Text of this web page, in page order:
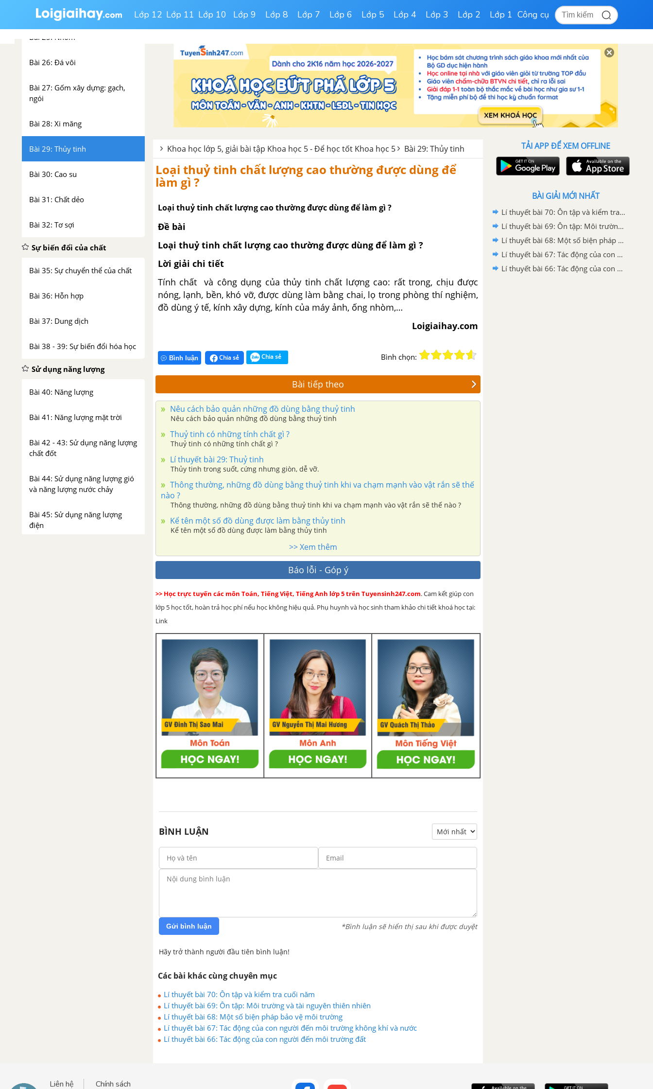
Lớp 12 Lớp 11 Lớp 10 Lớp 9 Lớp 8 Lớp 7 Lớp 6 Lớp 5 Lớp 4 Lớp 3 Lớp 2 Lớp 1 Công cụ
đồng
Bài 25: Nhôm
Bài 26: Đá vôi
Bài 27: Gốm xây dựng: gạch,
ngói
Bài 28: Xi măng
Bài 29: Thủy tinh
Bài 30: Cao su
Bài 31: Chất dẻo
Bài 32: Tơ sợi
Sự biến đổi của chất
Bài 35: Sự chuyển thể của chất
Bài 36: Hỗn hợp
Bài 37: Dung dịch
Bài 38 - 39: Sự biến đổi hóa học
Sử dụng năng lượng
Bài 40: Năng lượng
Bài 41: Năng lượng mặt trời
Bài 42 - 43: Sử dụng năng lượng
chất đốt
Bài 44: Sử dụng năng lượng gió
và năng lượng nước chảy
Bài 45: Sử dụng năng lượng
điện
Bài 63: Tài nguyên thiên
Khoa học lớp 5, giải bài tập Khoa học 5 - Để học tốt Khoa học 5 Bài 29: Thủy tinh
Loại thuỷ tinh chất lượng cao thường được dùng để
làm gì ?
Loại thuỷ tinh chất lượng cao thường được dùng để làm gì ?
Đề bài
Loại thuỷ tinh chất lượng cao thường được dùng để làm gì ?
Lời giải chi tiết
Tính chất và công dụng của thủy tinh chất lượng cao: rất trong, chịu được
nóng, lạnh, bền, khó vỡ, được dùng làm bằng chai, lọ trong phòng thí nghiệm,
đồ dùng ý tế, kính xây dựng, kính của máy ảnh, ống nhòm,…
Loigiaihay.com
Bình luận Chia sẻ Chia sẻ Bình chọn:
Bài tiếp theo
Nêu cách bảo quản những đồ dùng bằng thuỷ tinh
Nêu cách bảo quản những đồ dùng bằng thuỷ tinh
Thuỷ tinh có những tính chất gì ?
Thuỷ tinh có những tính chất gì ?
Lí thuyết bài 29: Thuỷ tinh
Thủy tinh trong suốt, cứng nhưng giòn, dễ vỡ.
Thông thường, những đồ dùng bằng thuỷ tinh khi va chạm mạnh vào vật rắn sẽ thế
nào ?
Thông thường, những đồ dùng bằng thuỷ tinh khi va chạm mạnh vào vật rắn sẽ thế nào ?
Kể tên một số đồ dùng được làm bằng thủy tinh
Kể tên một số đồ dùng được làm bằng thủy tinh
>> Xem thêm
Báo lỗi - Góp ý
>> Học trực tuyến các môn Toán, Tiếng Việt, Tiếng Anh lớp 5 trên Tuyensinh247.com. Cam kết giúp con
lớp 5 học tốt, hoàn trả học phí nếu học không hiệu quả. Phụ huynh và học sinh tham khảo chi tiết khoá học tại:
Link
BÌNH LUẬN
Gửi bình luận *Bình luận sẽ hiển thị sau khi được duyệt
Hãy trở thành người đầu tiên bình luận!
Các bài khác cùng chuyên mục
Lí thuyết bài 70: Ôn tập và kiểm tra cuối năm
Lí thuyết bài 69: Ôn tập: Môi trường và tài nguyên thiên nhiên
Lí thuyết bài 68: Một số biện pháp bảo vệ môi trường
Lí thuyết bài 67: Tác động của con người đến môi trường không khí và nước
Lí thuyết bài 66: Tác động của con người đến môi trường đất
TẢI APP ĐỂ XEM OFFLINE
BÀI GIẢI MỚI NHẤT
Lí thuyết bài 70: Ôn tập và kiểm tra cuối năm
Lí thuyết bài 69: Ôn tập: Môi trường và tài nguyên thiên nhiên
Lí thuyết bài 68: Một số biện pháp bảo vệ môi trường
Lí thuyết bài 67: Tác động của con người đến môi trường không khí và nước
Lí thuyết bài 66: Tác động của con người đến môi trường đất
Liên hệ Chính sách